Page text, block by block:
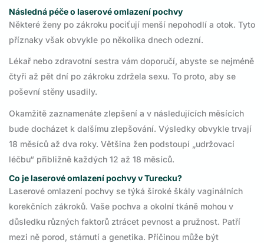
Následná péče o laserové omlazení pochvy
Některé ženy po zákroku pociťují menší nepohodlí a otok. Tyto
příznaky však obvykle po několika dnech odezní.
Lékař nebo zdravotní sestra vám doporučí, abyste se nejméně
čtyři až pět dní po zákroku zdržela sexu. To proto, aby se
poševní stěny usadily.
Okamžitě zaznamenáte zlepšení a v následujících měsících
bude docházet k dalšímu zlepšování. Výsledky obvykle trvají
18 měsíců až dva roky. Většina žen podstoupí „udržovací
léčbu“ přibližně každých 12 až 18 měsíců.
Co je laserové omlazení pochvy v Turecku?
Laserové omlazení pochvy se týká široké škály vaginálních
korekčních zákroků. Vaše pochva a okolní tkáně mohou v
důsledku různých faktorů ztrácet pevnost a pružnost. Patří
mezi ně porod, stárnutí a genetika. Příčinou může být